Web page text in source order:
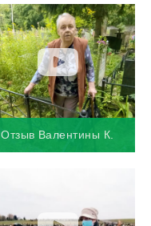
Отзыв Валентины К.